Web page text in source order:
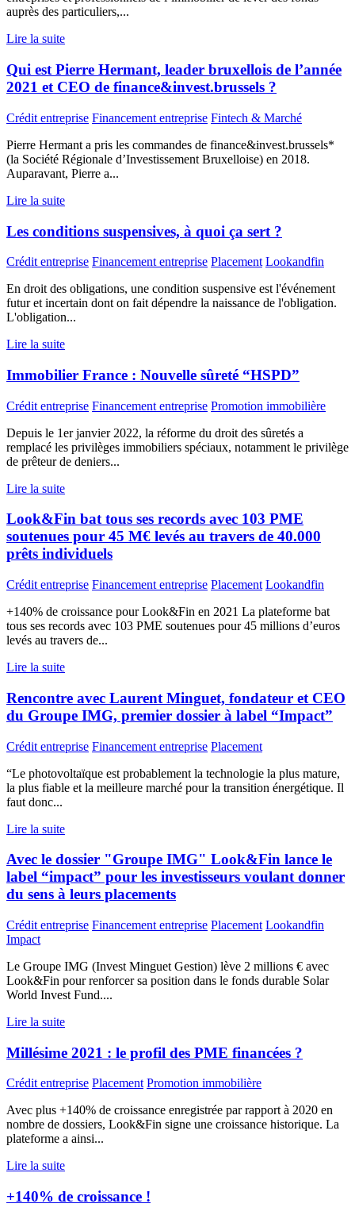
auprès des particuliers,...
Lire la suite
Qui est Pierre Hermant, leader bruxellois de l’année
2021 et CEO de finance&invest.brussels ?
Crédit entreprise Financement entreprise Fintech & Marché
Pierre Hermant a pris les commandes de finance&invest.brussels*
(la Société Régionale d’Investissement Bruxelloise) en 2018.
Auparavant, Pierre a...
Lire la suite
Les conditions suspensives, à quoi ça sert ?
Crédit entreprise Financement entreprise Placement Lookandfin
En droit des obligations, une condition suspensive est l'événement
futur et incertain dont on fait dépendre la naissance de l'obligation.
L'obligation...
Lire la suite
Immobilier France : Nouvelle sûreté “HSPD”
Crédit entreprise Financement entreprise Promotion immobilière
Depuis le 1er janvier 2022, la réforme du droit des sûretés a
remplacé les privilèges immobiliers spéciaux, notamment le privilège
de prêteur de deniers...
Lire la suite
Look&Fin bat tous ses records avec 103 PME
soutenues pour 45 M€ levés au travers de 40.000
prêts individuels
Crédit entreprise Financement entreprise Placement Lookandfin
+140% de croissance pour Look&Fin en 2021 La plateforme bat
tous ses records avec 103 PME soutenues pour 45 millions d’euros
levés au travers de...
Lire la suite
Rencontre avec Laurent Minguet, fondateur et CEO
du Groupe IMG, premier dossier à label “Impact”
Crédit entreprise Financement entreprise Placement
“Le photovoltaïque est probablement la technologie la plus mature,
la plus fiable et la meilleure marché pour la transition énergétique. Il
faut donc...
Lire la suite
Avec le dossier "Groupe IMG" Look&Fin lance le
label “impact” pour les investisseurs voulant donner
du sens à leurs placements
Crédit entreprise Financement entreprise Placement Lookandfin
Impact
Le Groupe IMG (Invest Minguet Gestion) lève 2 millions € avec
Look&Fin pour renforcer sa position dans le fonds durable Solar
World Invest Fund....
Lire la suite
Millésime 2021 : le profil des PME financées ?
Crédit entreprise Placement Promotion immobilière
Avec plus +140% de croissance enregistrée par rapport à 2020 en
nombre de dossiers, Look&Fin signe une croissance historique. La
plateforme a ainsi...
Lire la suite
+140% de croissance !